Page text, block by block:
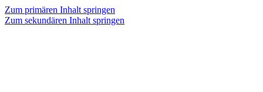
Zum primären Inhalt springen
Zum sekundären Inhalt springen